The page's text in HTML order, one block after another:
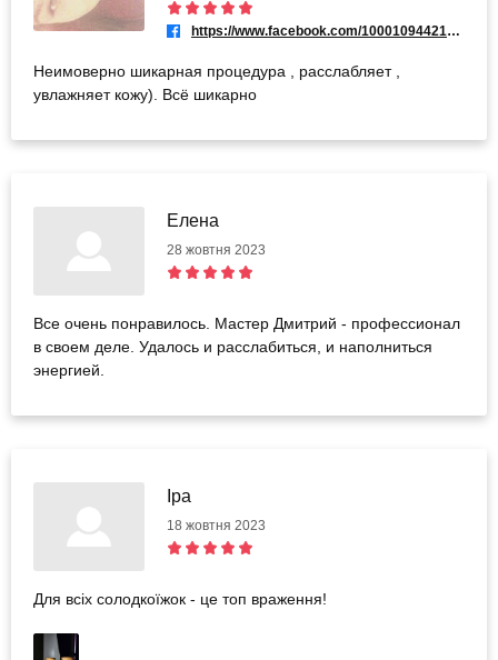
https://www.facebook.com/100010944218835
Неимоверно шикарная процедура , расслабляет ,
увлажняет кожу). Всё шикарно
Елена
28 жовтня 2023
Все очень понравилось. Мастер Дмитрий - профессионал
в своем деле. Удалось и расслабиться, и наполниться
энергией.
Іра
18 жовтня 2023
Для всіх солодкоїжок - це топ враження!